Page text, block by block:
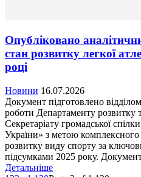
Опубліковано
стан розвитку легкої
році
Новини 16.07.2026
Документ підготовлено
роботи Департаменту розвитку
Секретаріату громадської
України» з метою
розвитку виду спорту за
підсумками 2025 року.
Детальніше